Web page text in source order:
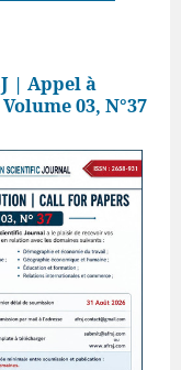
| Appel à
03, N°37